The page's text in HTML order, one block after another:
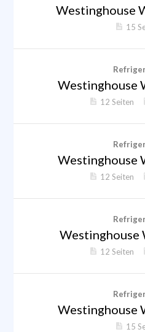
Westinghouse
15
Westinghouse
12 Seiten
Westinghouse
12 Seiten
Westinghouse
12 Seiten
Westinghouse
15